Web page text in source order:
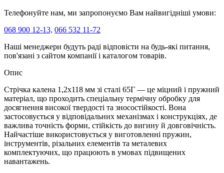
Телефонуйте нам, ми запропонуємо Вам найвигідніші умови:
068 900 12-13, 066 532 11-72
Наші менеджери будуть раді відповісти на будь-які питання,
пов'язані з сайтом компанії і каталогом товарів.
Опис
Стрічка калена 1,2х118 мм зі сталі 65Г — це міцний і пружний
матеріал, що проходить спеціальну термічну обробку для
досягнення високої твердості та зносостійкості. Вона
застосовується у відповідальних механізмах і конструкціях, де
важлива точність форми, стійкість до вигину й довговічність.
Найчастіше використовується у виготовленні пружин,
інструментів, різальних елементів та металевих
комплектуючих, що працюють в умовах підвищених
навантажень.